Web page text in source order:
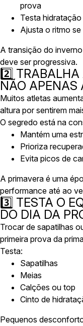
prova
Testa
Ajusta o ritmo
A transição do
deve ser progressiva.
2️⃣
NÃO APENAS
Muitos atletas
altura por sentirem
O segredo está na
Mantém uma
Prioriza
Evita picos de
A primavera é uma
performance até ao
3️⃣ TESTA O
DO DIA DA
Trocar de sapatilhas
primeira prova da
Testa:
Sapatilhas
Meias
Calções ou top
Cinto de
Pequenos